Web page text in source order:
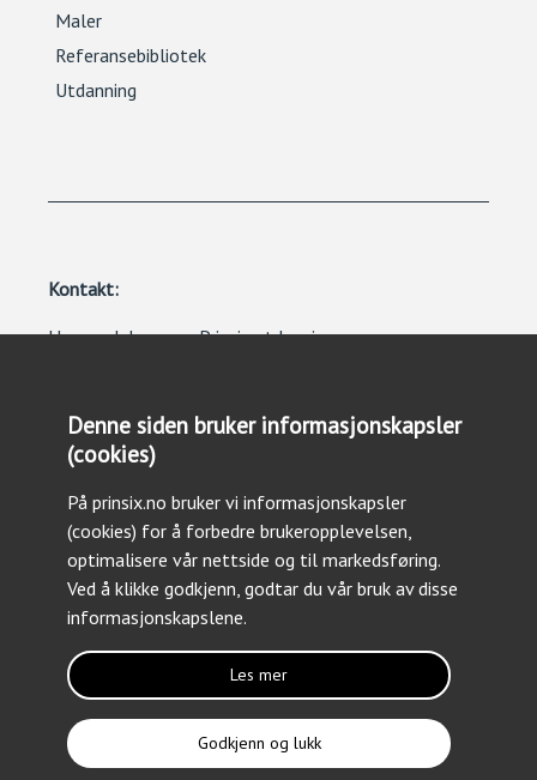
Denne siden bruker informasjonskapsler
(cookies)
På prinsix.no bruker vi informasjonskapsler
(cookies) for å forbedre brukeropplevelsen,
optimalisere vår nettside og til markedsføring.
Ved å klikke godkjenn, godtar du vår bruk av disse
informasjonskapslene.
Les mer
Godkjenn og lukk
Maler
Referansebibliotek
Utdanning
Kontakt:
Henvendelser ang. Prinsix utdanning
Henvendelser ang. nettsiden:
prinsix.kontakt@mil.no
Trykk her for å lese vår personvernerklæring